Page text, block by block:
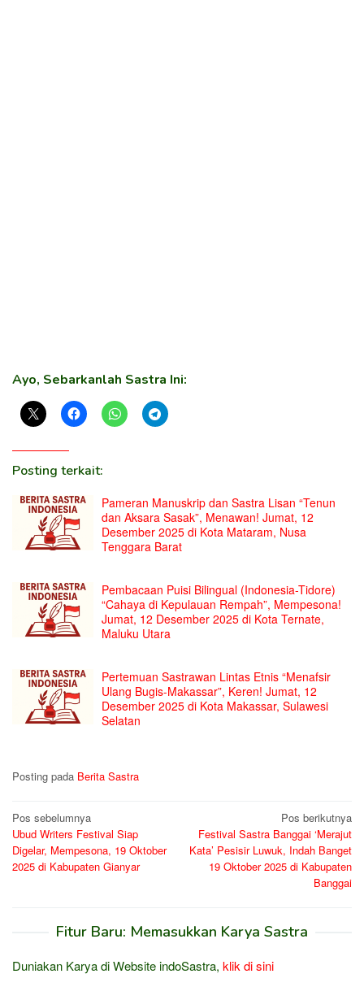
Ayo, Sebarkanlah Sastra Ini:
Posting terkait:
Pameran Manuskrip dan Sastra Lisan “Tenun
dan Aksara Sasak”, Menawan! Jumat, 12
Desember 2025 di Kota Mataram, Nusa
Tenggara Barat
Pembacaan Puisi Bilingual (Indonesia-Tidore)
“Cahaya di Kepulauan Rempah”, Mempesona!
Jumat, 12 Desember 2025 di Kota Ternate,
Maluku Utara
Pertemuan Sastrawan Lintas Etnis “Menafsir
Ulang Bugis-Makassar”, Keren! Jumat, 12
Desember 2025 di Kota Makassar, Sulawesi
Selatan
Posting pada Berita Sastra
Navigasi
pos
Pos sebelumnya
Ubud Writers Festival Siap
Digelar, Mempesona, 19 Oktober
2025 di Kabupaten Gianyar
Pos berikutnya
Festival Sastra Banggai ‘Merajut
Kata’ Pesisir Luwuk, Indah Banget
19 Oktober 2025 di Kabupaten
Banggai
Fitur Baru: Memasukkan Karya Sastra
Duniakan Karya di Website indoSastra, klik di sini